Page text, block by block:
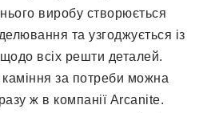
виробу створюється
та узгоджується із
всіх решти деталей.
за потреби можна
ж в компанії Arcanite.